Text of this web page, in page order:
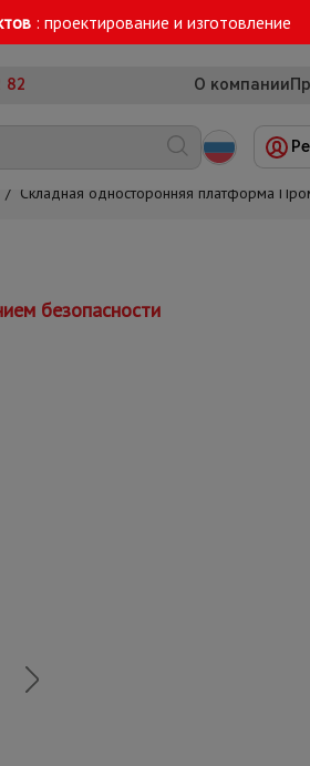
: проектирование и изготовление
82 О компании
/ Складная односторонняя платформа
безопасности